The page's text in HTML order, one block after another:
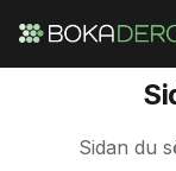
Sidan du